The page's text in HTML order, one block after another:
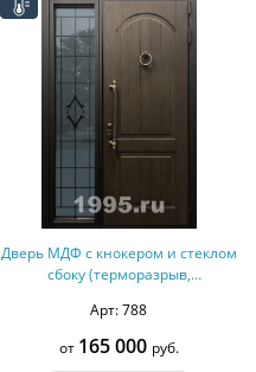
Дверь МДФ с кнокером и стеклом
сбоку (терморазрыв,
Арт: 788
от 165 000 руб.